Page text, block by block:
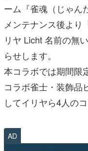
ーム『雀魂（じゃん
メンテナンス後よ
リヤ Licht 名前の無
らせします。
本コラボでは期間限
コラボ雀士・装飾品
してイリヤら4人の
AD